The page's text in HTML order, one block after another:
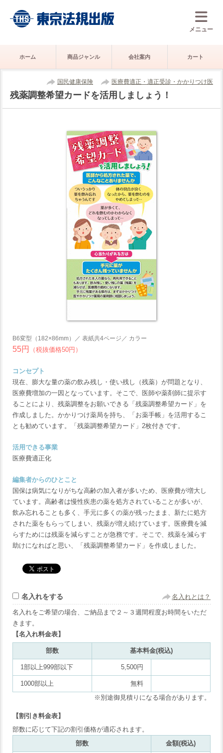
メニュー
ホーム 商品ジャンル 会社案内 カート
国民健康保険 医療費適正・適正受診・かかりつけ医
残薬調整希望カードを活用しましょう！
B6変型（182×86mm）／ 表紙共4ページ／ カラー
55円 （税抜価格50円）
コンセプト
現在、膨大な量の薬の飲み残し・使い残し（残薬）が問題となり、
医療費増加の一因となっています。そこで、医師や薬剤師に提示す
ることにより、残薬調整をお願いできる「残薬調整希望カード」を
作成しました。かかりつけ薬局を持ち、「お薬手帳」を活用するこ
とも勧めています。「残薬調整希望カード」2枚付きです。
活用できる事業
医療費適正化
編集者からのひとこと
国保は病気になりがちな高齢の加入者が多いため、医療費が増大し
ています。高齢者は慢性疾患の薬を処方されていることが多いが、
飲み忘れることも多く、手元に多くの薬が残ったまま、新たに処方
された薬をもらってしまい、残薬が増え続けています。医療費を減
らすためには残薬を減らすことが急務です。そこで、残薬を減らす
助けになればと思い、「残薬調整希望カード」を作成しました。
名入れをする 名入れとは？
名入れをご希望の場合、ご納品まで２～３週間程度お時間をいただ
きます。
【名入れ料金表】
部数 基本料金(税込)
1部以上999部以下 5,500円
1000部以上
無料
※別途御見積りになる場合があります。
【割引き料金表】
部数に応じて下記の割引価格が適応されます。
部数
金額(税込)